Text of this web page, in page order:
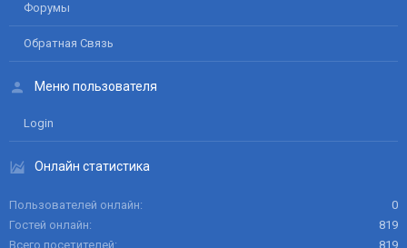
Форумы
Обратная Связь
Меню пользователя
Login
Онлайн статистика
Пользователей онлайн
0
Гостей онлайн
819
Всего посетителей
819